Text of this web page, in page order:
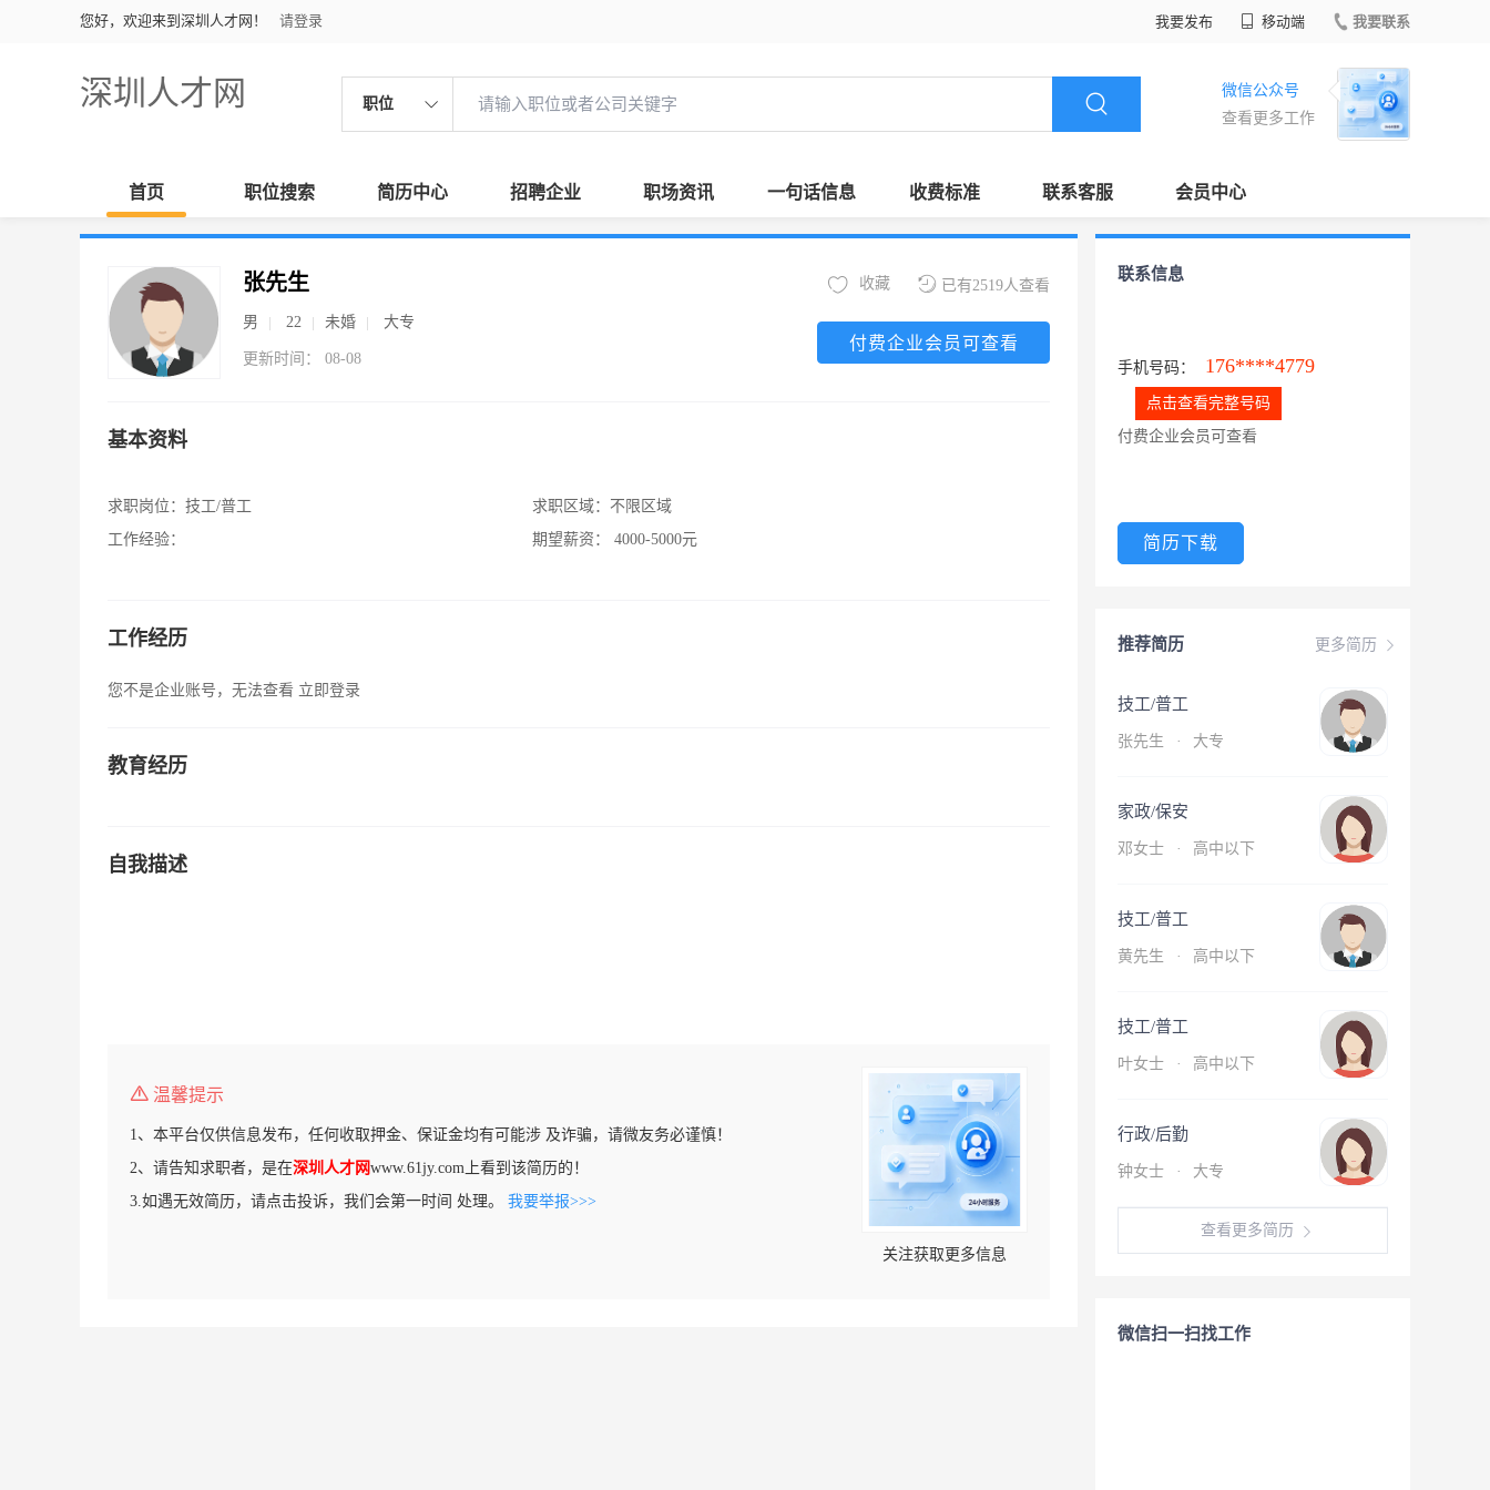
您好，欢迎来到深圳人才网！ 请登录 我要发布 移动端 我要联系
深圳人才网 职位
微信公众号
查看更多工作
首页 职位搜索 简历中心 招聘企业 职场资讯 一句话信息 收费标准 联系客服 会员中心
张先生
男 22 未婚 大专
更新时间： 08-08
已有2519人查看
收藏
付费企业会员可查看
基本资料
求职岗位： 技工/普工
工作经验：
求职区域： 不限区域
期望薪资：
4000-5000元
工作经历
您不是企业账号，无法查看 立即登录
教育经历
自我描述
温馨提示
1、本平台仅供信息发布，任何收取押金、保证金均有可能涉 及诈骗，请微友务必谨慎！
2、请告知求职者，是在深圳人才网www.61jy.com上看到该简历的！
3.如遇无效简历，请点击投诉，我们会第一时间 处理。 我要举报>>>
关注获取更多信息
联系信息
手机号码： 176****4779
点击查看完整号码
付费企业会员可查看
简历下载
更多简历
推荐简历
技工/普工
张先生 · 大专
家政/保安
邓女士 · 高中以下
技工/普工
黄先生 · 高中以下
技工/普工
叶女士 · 高中以下
行政/后勤
钟女士 · 大专
查看更多简历
微信扫一扫找工作